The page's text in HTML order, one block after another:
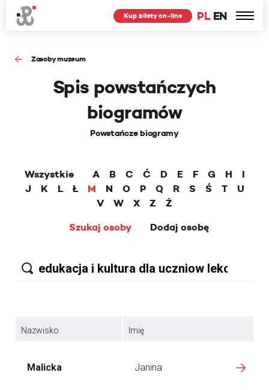
PL EN
Kup bilety on-line
Zasoby muzeum
Spis powstańczych
biogramów
Powstańcze biogramy
Wszystkie A B C Ć D E F G H
I
J
K L Ł M N O P Q R S Ś T
U
V
W X Z
Ż
Szukaj osoby
Dodaj osobę
Nazwisko Imię
Malicka Janina